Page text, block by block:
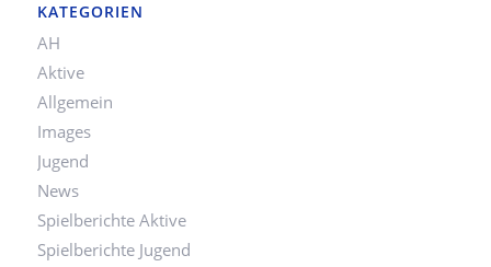
KATEGORIEN
AH
Aktive
Allgemein
Images
Jugend
News
Spielberichte Aktive
Spielberichte Jugend